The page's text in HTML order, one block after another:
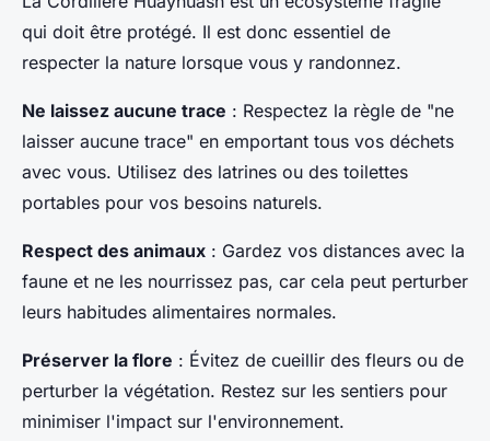
qui doit être protégé. Il est donc essentiel de
respecter la nature lorsque vous y randonnez.
Ne laissez aucune trace : Respectez la règle de "ne
laisser aucune trace" en emportant tous vos déchets
avec vous. Utilisez des latrines ou des toilettes
portables pour vos besoins naturels.
Respect des animaux : Gardez vos distances avec la
faune et ne les nourrissez pas, car cela peut perturber
leurs habitudes alimentaires normales.
Préserver la flore : Évitez de cueillir des fleurs ou de
perturber la végétation. Restez sur les sentiers pour
minimiser l'impact sur l'environnement.